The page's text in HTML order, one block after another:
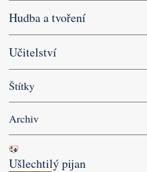
Hudba a tvoření
Učitelství
Štítky
Archiv
Ušlechtilý pijan